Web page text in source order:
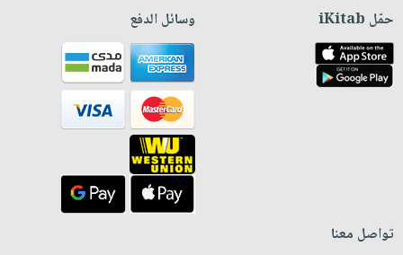
حمّل iKitab وسائل الدفع
تواصل معنا